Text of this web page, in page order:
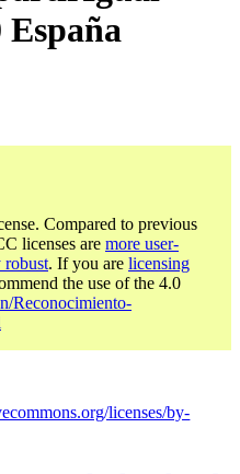
España
Compared to previous
licenses are more user-
robust. If you are licensing
the use of the 4.0
Reconocimiento-
licenses/by-